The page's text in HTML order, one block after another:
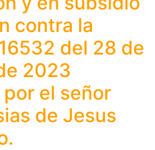
contra la
del 28 de
2023
el señor
de Jesus